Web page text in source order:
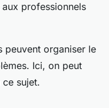
professionnels
peuvent organiser le
Ici, on peut
ce sujet.